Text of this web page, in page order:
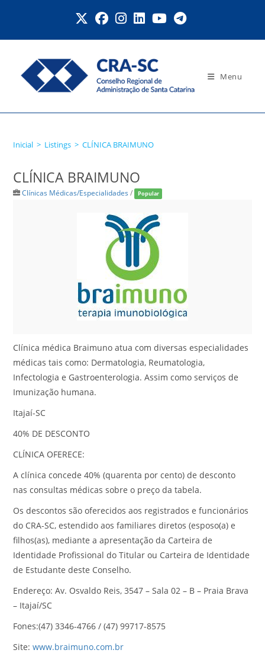
Menu
Inicial > Listings > CLÍNICA BRAIMUNO
CLÍNICA BRAIMUNO
Clínicas Médicas/Especialidades / Popular
Clínica médica Braimuno atua com diversas especialidades
médicas tais como: Dermatologia, Reumatologia,
Infectologia e Gastroenterologia. Assim como serviços de
Imunização humana.
Itajaí-SC
40% DE DESCONTO
CLÍNICA OFERECE:
A clínica concede 40% (quarenta por cento) de desconto
nas consultas médicas sobre o preço da tabela.
Os descontos são oferecidos aos registrados e funcionários
do CRA-SC, estendido aos familiares diretos (esposo(a) e
filhos(as), mediante a apresentação da Carteira de
Identidade Profissional do Titular ou Carteira de Identidade
de Estudante deste Conselho.
Endereço: Av. Osvaldo Reis, 3547 – Sala 02 – B – Praia Brava
– Itajaí/SC
Fones:(47) 3346-4766 / (47) 99717-8575
Site:www.braimuno.com.br